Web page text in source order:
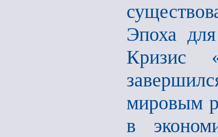
Эпоха
Кризис
мировым
в